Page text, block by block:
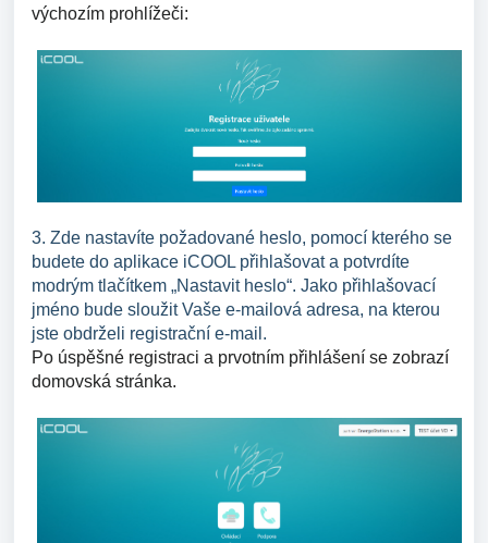
výchozím prohlížeči:
3. Zde nastavíte požadované heslo, pomocí kterého se
budete do aplikace iCOOL přihlašovat a potvrdíte
modrým tlačítkem „Nastavit heslo“. Jako přihlašovací
jméno bude sloužit Vaše e-mailová adresa, na kterou
jste obdrželi registrační e-mail.
Po úspěšné registraci a prvotním přihlášení se zobrazí
domovská stránka.